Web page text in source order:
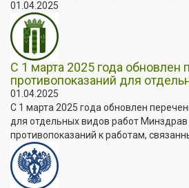
01.04.2025
С 1 марта 2025 года обновлен
противопоказаний для
01.04.2025
С 1 марта 2025 года обновлен
для отдельных видов работ
противопоказаний к работам,